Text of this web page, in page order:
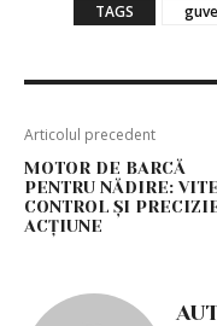
TAGS
Articolul precedent
MOTOR DE BARCĂ
PENTRU NĂDIRE:
CONTROL ȘI
ACȚIUNE